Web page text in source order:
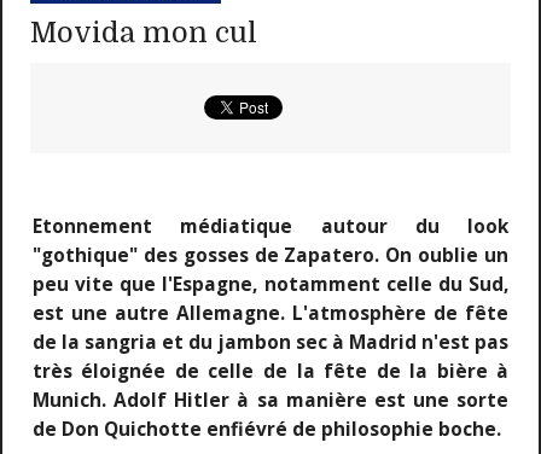
Movida mon cul
Etonnement médiatique autour du look
"gothique" des gosses de Zapatero. On oublie un
peu vite que l'Espagne, notamment celle du Sud,
est une autre Allemagne. L'atmosphère de fête
de la sangria et du jambon sec à Madrid n'est pas
très éloignée de celle de la fête de la bière à
Munich. Adolf Hitler à sa manière est une sorte
de Don Quichotte enfiévré de philosophie boche.